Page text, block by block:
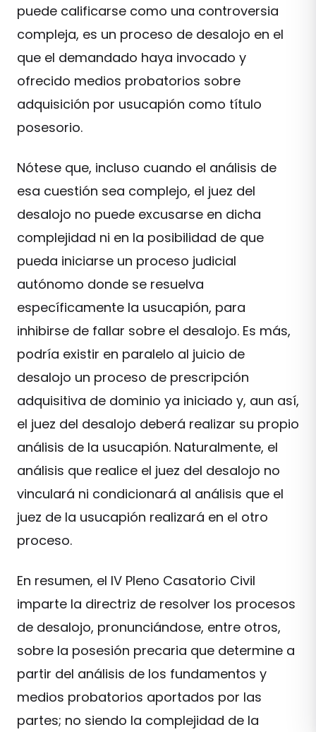
puede calificarse como una controversia
compleja, es un proceso de desalojo en el
que el demandado haya invocado y
ofrecido medios probatorios sobre
adquisición por usucapión como título
posesorio.
Nótese que, incluso cuando el análisis de
esa cuestión sea complejo, el juez del
desalojo no puede excusarse en dicha
complejidad ni en la posibilidad de que
pueda iniciarse un proceso judicial
autónomo donde se resuelva
específicamente la usucapión, para
inhibirse de fallar sobre el desalojo. Es más,
podría existir en paralelo al juicio de
desalojo un proceso de prescripción
adquisitiva de dominio ya iniciado y, aun así,
el juez del desalojo deberá realizar su propio
análisis de la usucapión. Naturalmente, el
análisis que realice el juez del desalojo no
vinculará ni condicionará al análisis que el
juez de la usucapión realizará en el otro
proceso.
En resumen, el IV Pleno Casatorio Civil
imparte la directriz de resolver los procesos
de desalojo, pronunciándose, entre otros,
sobre la posesión precaria que determine a
partir del análisis de los fundamentos y
medios probatorios aportados por las
partes; no siendo la complejidad de la